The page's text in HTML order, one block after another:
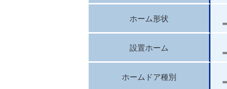
ホーム形状
設置ホーム
ホームドア種別